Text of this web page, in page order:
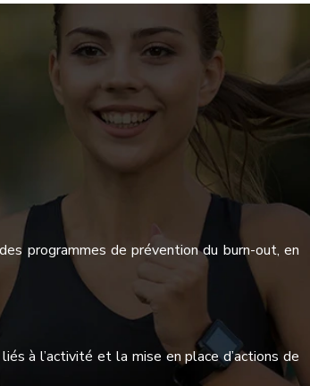
programmes de prévention du burn-out, en
à l’activité et la mise en place d’actions de